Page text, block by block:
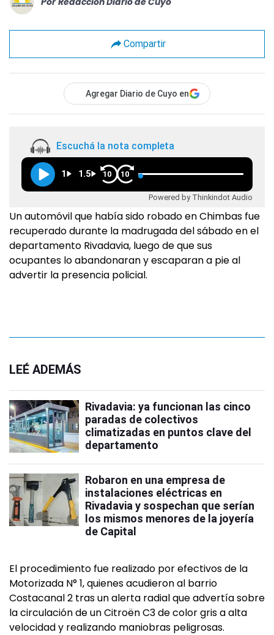
Compartir
Agregar Diario de Cuyo en
Escuchá la nota completa
1 1.5 10 10
Powered by Thinkindot Audio
Un automóvil que había sido robado en Chimbas fue
recuperado durante la madrugada del sábado en el
departamento Rivadavia, luego de que sus
ocupantes lo abandonaran y escaparan a pie al
advertir la presencia policial.
LEÉ ADEMÁS
Rivadavia: ya funcionan las cinco
paradas de colectivos
climatizadas en puntos clave del
departamento
Robaron en una empresa de
instalaciones eléctricas en
Rivadavia y sospechan que serían
los mismos menores de la joyería
de Capital
El procedimiento fue realizado por efectivos de la
Motorizada N° 1, quienes acudieron al barrio
Costacanal 2 tras un alerta radial que advertía sobre
la circulación de un Citroën C3 de color gris a alta
velocidad y realizando maniobras peligrosas.